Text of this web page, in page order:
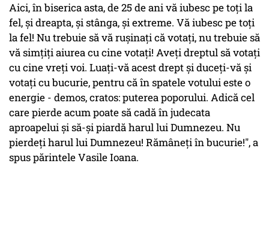
Aici, în biserica asta, de 25 de ani vă iubesc pe toți la
fel, și dreapta, și stânga, și extreme. Vă iubesc pe toți
la fel! Nu trebuie să vă rușinați că votați, nu trebuie să
vă simțiți aiurea cu cine votați! Aveți dreptul să votați
cu cine vreți voi. Luați-vă acest drept și duceți-vă și
votați cu bucurie, pentru că în spatele votului este o
energie - demos,cratos: puterea poporului. Adică cel
care pierde acum poate să cadă în judecata
aproapelui și să-și piardă harul lui Dumnezeu. Nu
pierdeți harul lui Dumnezeu! Rămâneți în bucurie!", a
spus părintele Vasile Ioana.